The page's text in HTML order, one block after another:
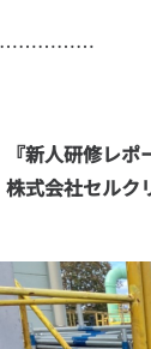
『新人研修レ
株式会社セルク